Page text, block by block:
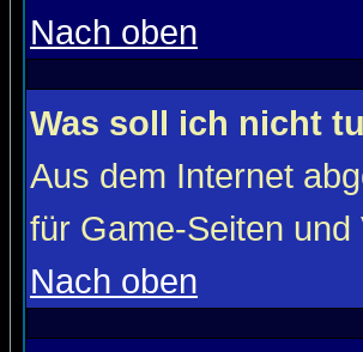
Nach oben
Was soll ich nicht
Aus dem Internet
für Game-Seiten
Nach oben